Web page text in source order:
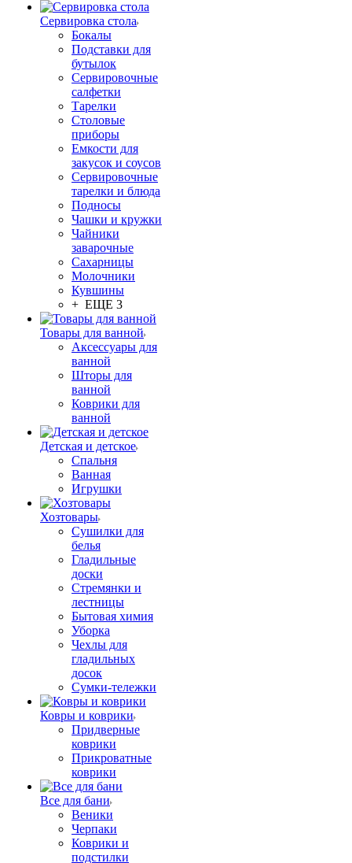
Сервировка стола
Бокалы
Подставки для
бутылок
Сервировочные
салфетки
Тарелки
Столовые
приборы
Емкости для
закусок и соусов
Сервировочные
тарелки и блюда
Подносы
Чашки и кружки
Чайники
заварочные
Сахарницы
Молочники
Кувшины
+ ЕЩЕ 3
Товары для ванной
Аксессуары для
ванной
Шторы для
ванной
Коврики для
ванной
Детская и детское
Спальня
Ванная
Игрушки
Хозтовары
Сушилки для
белья
Гладильные
доски
Стремянки и
лестницы
Бытовая химия
Уборка
Чехлы для
гладильных
досок
Сумки-тележки
Ковры и коврики
Придверные
коврики
Прикроватные
коврики
Все для бани
Веники
Черпаки
Коврики и
подстилки